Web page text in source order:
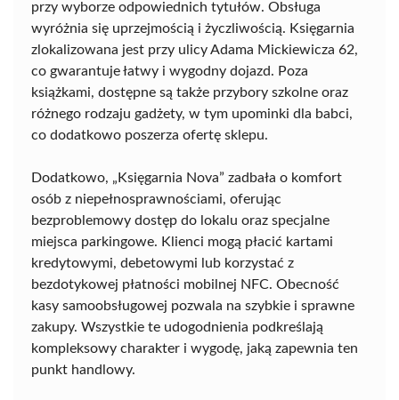
przy wyborze odpowiednich tytułów. Obsługa
wyróżnia się uprzejmością i życzliwością. Księgarnia
zlokalizowana jest przy ulicy Adama Mickiewicza 62,
co gwarantuje łatwy i wygodny dojazd. Poza
książkami, dostępne są także przybory szkolne oraz
różnego rodzaju gadżety, w tym upominki dla babci,
co dodatkowo poszerza ofertę sklepu.
Dodatkowo, „Księgarnia Nova” zadbała o komfort
osób z niepełnosprawnościami, oferując
bezproblemowy dostęp do lokalu oraz specjalne
miejsca parkingowe. Klienci mogą płacić kartami
kredytowymi, debetowymi lub korzystać z
bezdotykowej płatności mobilnej NFC. Obecność
kasy samoobsługowej pozwala na szybkie i sprawne
zakupy. Wszystkie te udogodnienia podkreślają
kompleksowy charakter i wygodę, jaką zapewnia ten
punkt handlowy.